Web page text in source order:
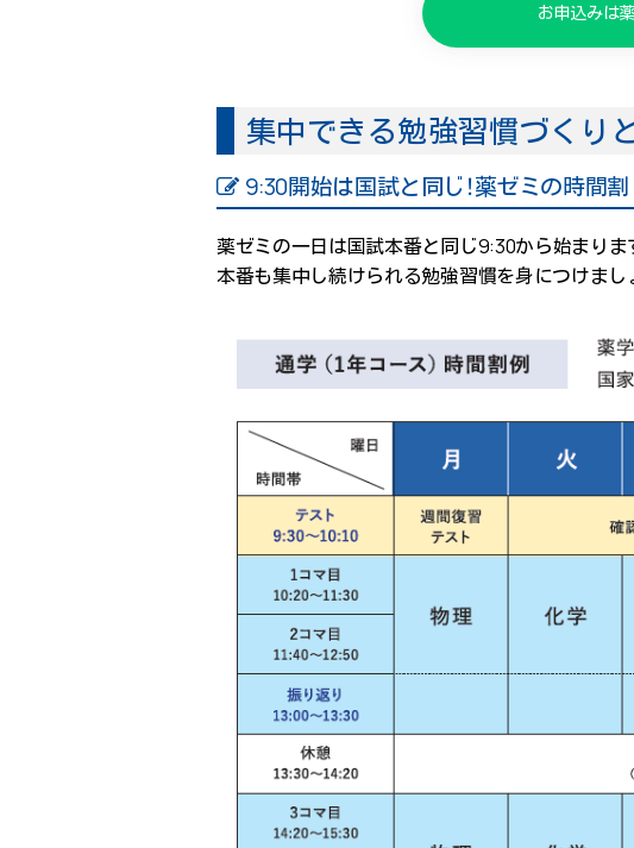
お申込みは
集中できる勉強習慣づくり
9:30開始は国試と同じ！薬ゼミの時間割
薬ゼミの一日は国試本番と同じ9:30から始まりま
本番も集中し続けられる勉強習慣を身につけまし